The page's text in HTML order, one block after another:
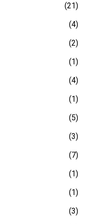
(21)
(4)
(2)
(1)
(4)
(1)
(5)
(3)
(7)
(1)
(1)
(3)